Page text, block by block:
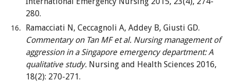
280.
Ramacciati N, Ceccagnoli A, Addey B, Giusti GD.
Commentary on Tan MF et al. Nursing management of
aggression in a Singapore emergency department: A
qualitative study. Nursing and Health Sciences 2016,
18(2): 270-271.